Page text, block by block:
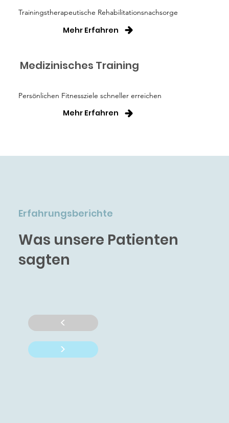
Trainingstherapeutische Rehabilitationsnachsorge
Mehr Erfahren
Medizinisches Training
Persönlichen Fitnessziele schneller erreichen
Mehr Erfahren
<
>
Erfahrungsberichte
Was unsere Patienten
sagten